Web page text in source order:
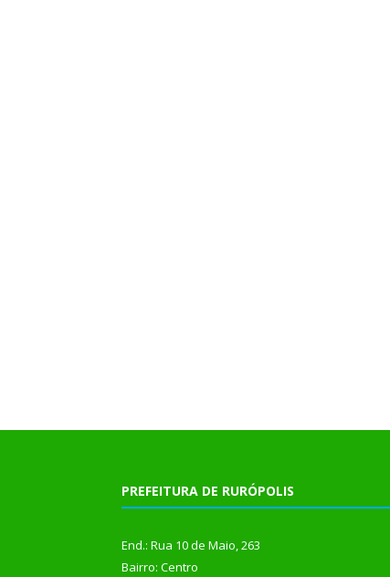
PREFEITURA DE RURÓPOLIS
End.: Rua 10 de Maio, 263
Bairro: Centro